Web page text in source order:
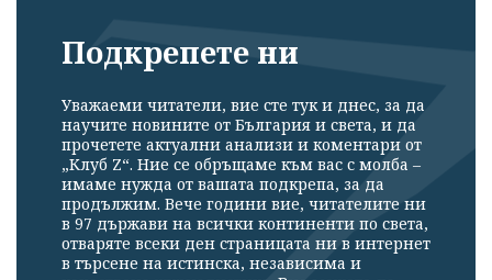
Подкрепете ни
Уважаеми читатели, вие сте тук и днес, за да
научите новините от България и света, и да
прочетете актуални анализи и коментари от
„Клуб Z“. Ние се обръщаме към вас с молба –
имаме нужда от вашата подкрепа, за да
продължим. Вече години вие, читателите ни
в 97 държави на всички континенти по света,
отваряте всеки ден страницата ни в интернет
в търсене на истинска, независима и